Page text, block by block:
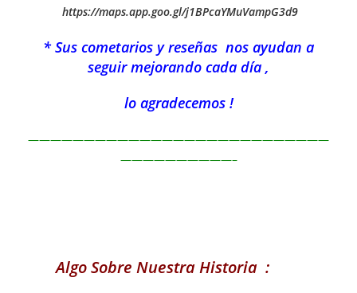
https://maps.app.goo.gl/j1BPcaYMuVampG3d9
* Sus cometarios y reseñas nos ayudan a
seguir mejorando cada día ,
lo agradecemos !
———————————————————————————
——————————–
Algo Sobre Nuestra Historia :